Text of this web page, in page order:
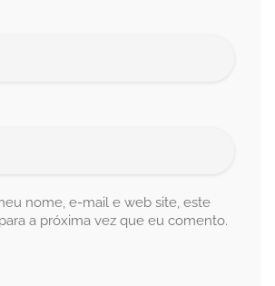
nome, e-mail e web site, este
a próxima vez que eu comento.